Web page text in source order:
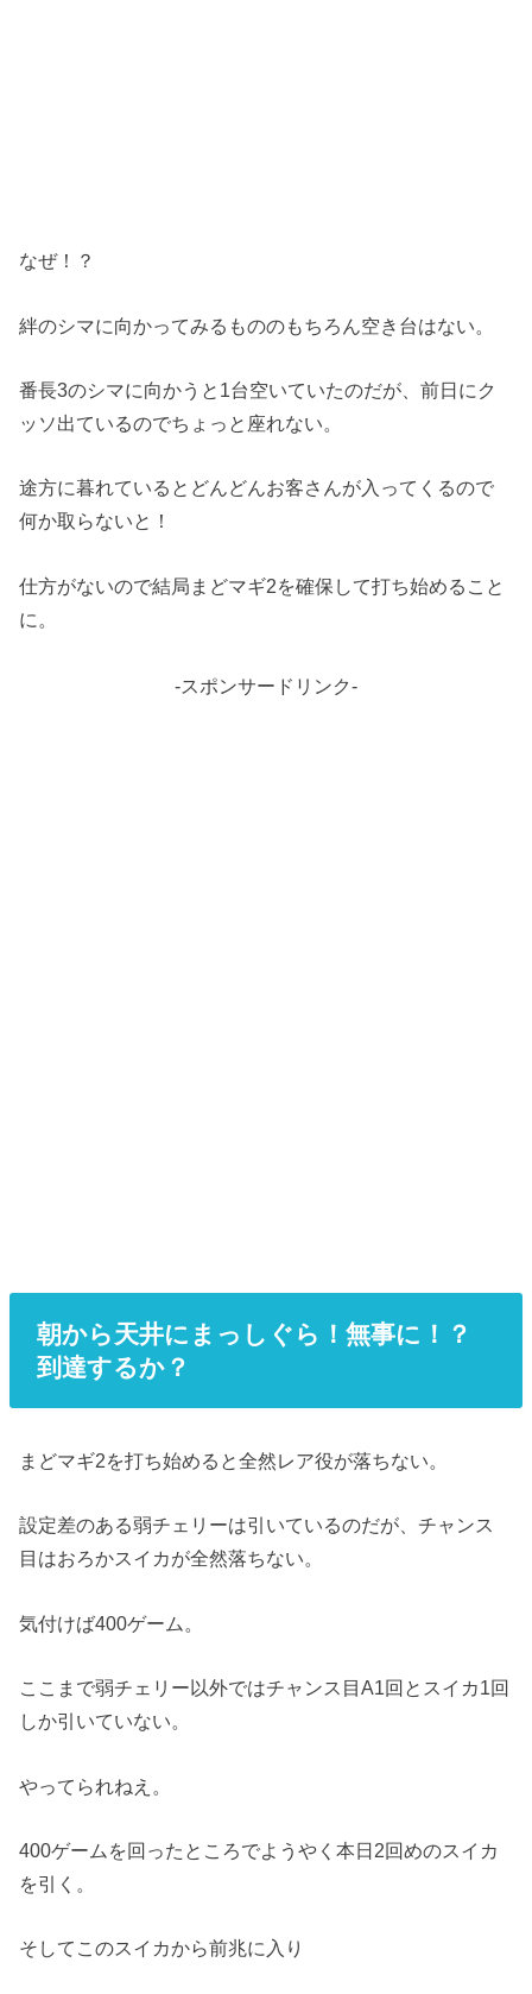
なぜ！？
絆のシマに向かってみるもののもちろん空き台はない。
番長3のシマに向かうと1台空いていたのだが、前日にク
ッソ出ているのでちょっと座れない。
途方に暮れているとどんどんお客さんが入ってくるので
何か取らないと！
仕方がないので結局まどマギ2を確保して打ち始めること
に。
-スポンサードリンク-
朝から天井にまっしぐら！無事に！？
到達するか？
まどマギ2を打ち始めると全然レア役が落ちない。
設定差のある弱チェリーは引いているのだが、チャンス
目はおろかスイカが全然落ちない。
気付けば400ゲーム。
ここまで弱チェリー以外ではチャンス目A1回とスイカ1回
しか引いていない。
やってられねえ。
400ゲームを回ったところでようやく本日2回めのスイカ
を引く。
そしてこのスイカから前兆に入り